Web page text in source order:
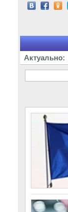
Актуально: